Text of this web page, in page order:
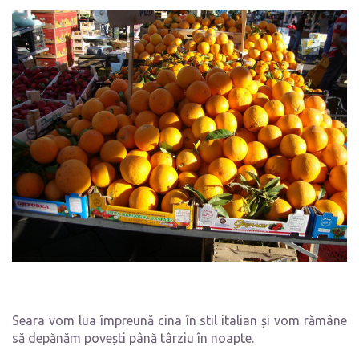
Seara vom lua împreună cina în stil italian și vom rămâne
să depănăm povești până târziu în noapte.